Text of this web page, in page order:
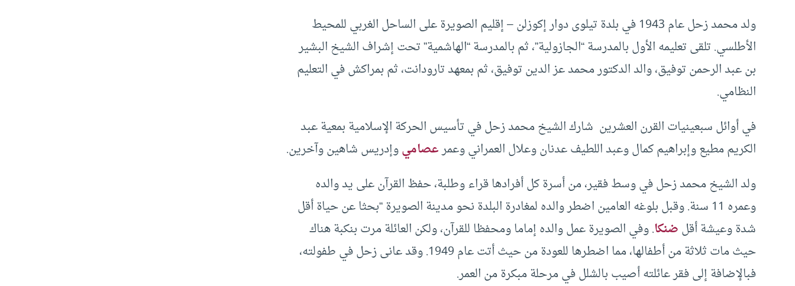
ولد محمد زحل عام 1943 في بلدة تيلوى دوار إكوزلن – إقليم الصويرة على الساحل الغربي للمحيط
الأطلسي. تلقى تعليمه الأول بالمدرسة “الجازولية”، ثم بالمدرسة “الهاشمية” تحت إشراف الشيخ البشير
بن عبد الرحمن توفيق، والد الدكتور محمد عز الدين توفيق، ثم بمعهد تارودانت، ثم بمراكش في التعليم
النظامي.
في أوائل سبعينيات القرن العشرين شارك الشيخ محمد زحل في تأسيس الحركة الإسلامية بمعية عبد
الكريم مطيع وإبراهيم كمال وعبد اللطيف عدنان وعلال العمراني وعمرعصاميوإدريس شاهين وآخرين.
ولد الشيخ محمد زحل في وسط فقير، من أسرة كل أفرادها قراء وطلبة، حفظ القرآن على يد والده
وعمره 11 سنة. وقبل بلوغه العامين اضطر والده لمغادرة البلدة نحو مدينة الصويرة “بحثا عن حياة أقل
شدة وعيشة أقلضنكا. وفي الصويرة عمل والده إماما ومحفظا للقرآن، ولكن العائلة مرت بنكبة هناك
حيث مات ثلاثة من أطفالها، مما اضطرها للعودة من حيث أتت عام 1949. وقد عانى زحل في طفولته،
فبالإضافة إلى فقر عائلته أصيب بالشلل في مرحلة مبكرة من العمر.